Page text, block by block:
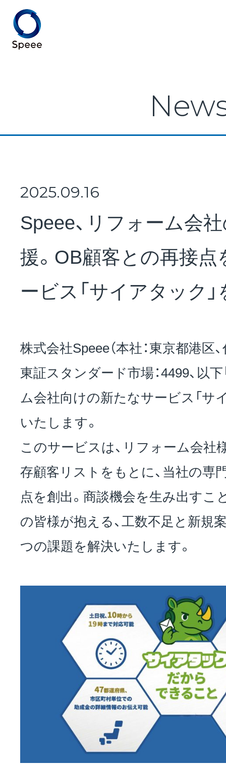
Speeeとは
NEWS
会社概要
サステナビリティ
投資家情報
お問い合わせ
EVENT
アクセス
2025.09.16
Speee、リフォーム会
援。OB顧客との再接
ービス「サイアタック
株式会社Speee（本社：東京都港区
東証スタンダード市場：4499、以下
ム会社向けの新たなサービス「サ
いたします。
このサービスは、リフォーム会社
存顧客リストをもとに、当社の専
点を創出。商談機会を生み出すこ
の皆様が抱える、工数不足と新規
つの課題を解決いたします。